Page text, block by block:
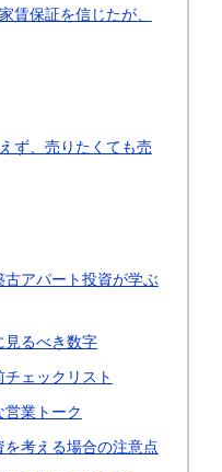
賃保証を信じたが、
ず、売りたくても売
アパート投資が学ぶ
見るべき数字
ェックリスト
業トーク
考える場合の注意点